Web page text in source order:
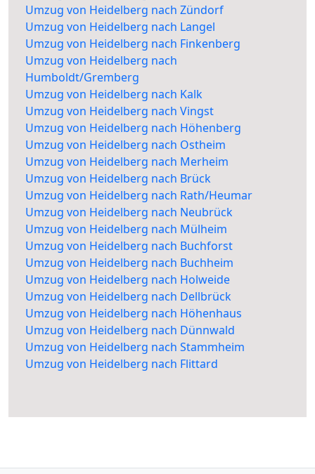
Umzug von Heidelberg nach Zündorf
Umzug von Heidelberg nach Langel
Umzug von Heidelberg nach Finkenberg
Umzug von Heidelberg nach
Humboldt/Gremberg
Umzug von Heidelberg nach Kalk
Umzug von Heidelberg nach Vingst
Umzug von Heidelberg nach Höhenberg
Umzug von Heidelberg nach Ostheim
Umzug von Heidelberg nach Merheim
Umzug von Heidelberg nach Brück
Umzug von Heidelberg nach Rath/Heumar
Umzug von Heidelberg nach Neubrück
Umzug von Heidelberg nach Mülheim
Umzug von Heidelberg nach Buchforst
Umzug von Heidelberg nach Buchheim
Umzug von Heidelberg nach Holweide
Umzug von Heidelberg nach Dellbrück
Umzug von Heidelberg nach Höhenhaus
Umzug von Heidelberg nach Dünnwald
Umzug von Heidelberg nach Stammheim
Umzug von Heidelberg nach Flittard